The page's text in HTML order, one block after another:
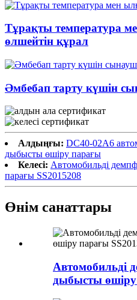
Тұрақты температура
өлшейтін құрал
Әмбебап тарту күшін
Алдыңғы: DC40-02A6
дыбысты өшіру парағы
Келесі: Автомобильді
парағы SS2015208
Өнім санаттары
Автомобильді
дыбысты өшіру